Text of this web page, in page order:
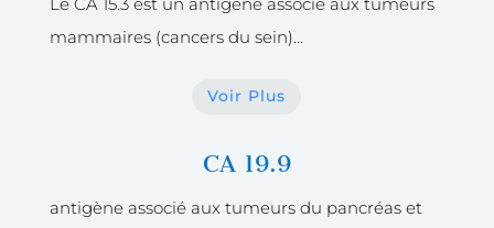
Le CA 15.3 est un antigène associé aux tumeurs
mammaires (cancers du sein)…
Voir Plus
CA 19.9
antigène associé aux tumeurs du pancréas et